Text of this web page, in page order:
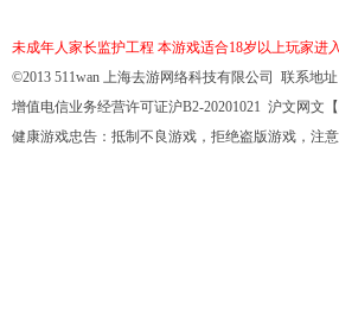
未成年人家长监护工程 本游戏适合18岁以上玩家进入
©2013 511wan 上海去游网络科技有限公司 联系地
增值电信业务经营许可证沪B2-20201021 沪文网文【
健康游戏忠告：抵制不良游戏，拒绝盗版游戏，注